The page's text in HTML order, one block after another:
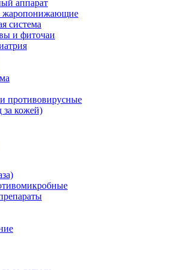
аппарат
жаропонижающие
система
и фиточаи
противовирусные
за кожей)